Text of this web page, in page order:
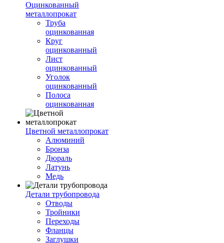
Оцинкованный
металлопрокат
Труба
оцинкованная
Круг
оцинкованный
Лист
оцинкованный
Уголок
оцинкованный
Полоса
оцинкованная
Цветной металлопрокат
Алюминий
Бронза
Дюраль
Латунь
Медь
Детали трубопровода
Отводы
Тройники
Переходы
Фланцы
Заглушки